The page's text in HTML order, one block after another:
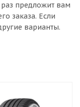
предложит вам
заказа. Если
варианты.